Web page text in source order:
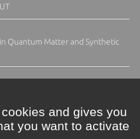
Quantum Matter and Synthetic
and gives you
you want to activate